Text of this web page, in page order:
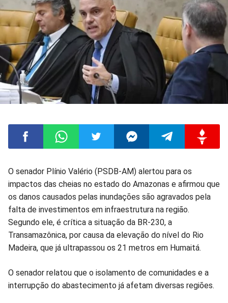
Compartilhar
no
Facebook
Compartilhar
no
Whatsapp
Compartilhar
no
Twitter
Compartilhar
no
Messenger
Compartilhar
no
Telegram
no
O senador Plínio Valério (PSDB-AM) alertou para os
impactos das cheias no estado do Amazonas e afirmou que
os danos causados pelas inundações são agravados pela
falta de investimentos em infraestrutura na região.
Segundo ele, é crítica a situação da BR-230, a
Transamazônica, por causa da elevação do nível do Rio
Madeira, que já ultrapassou os 21 metros em Humaitá.
O senador relatou que o isolamento de comunidades e a
interrupção do abastecimento já afetam diversas regiões.